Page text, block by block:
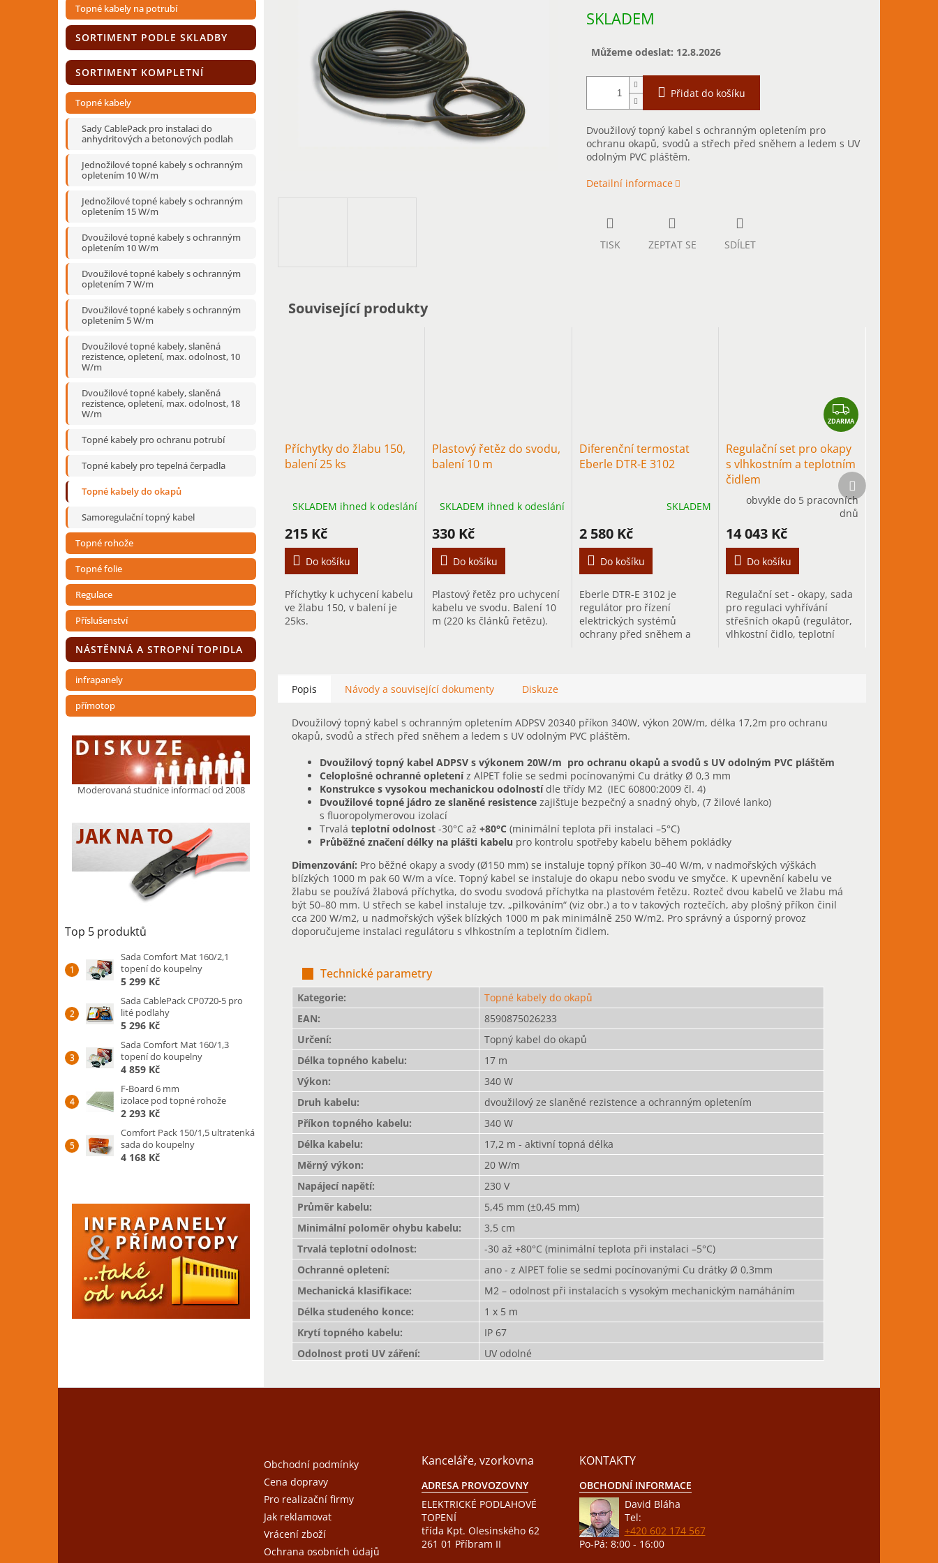
p
n
Topné kabely na potrubí
SORTIMENT PODLE SKLADBY
SORTIMENT KOMPLETNÍ
Topné kabely
Sady CablePack pro instalaci do
anhydritových a betonových podlah
Jednožilové topné kabely s ochranným
opletením 10 W/m
Jednožilové topné kabely s ochranným
opletením 15 W/m
Dvoužilové topné kabely s ochranným
opletením 10 W/m
Dvoužilové topné kabely s ochranným
opletením 7 W/m
Dvoužilové topné kabely s ochranným
opletením 5 W/m
Dvoužilové topné kabely, slaněná
rezistence, opletení, max. odolnost, 10
W/m
Dvoužilové topné kabely, slaněná
rezistence, opletení, max. odolnost, 18
W/m
Topné kabely pro ochranu potrubí
Topné kabely pro tepelná čerpadla
Topné kabely do okapů
Samoregulační topný kabel
Topné rohože
Topné folie
Regulace
Příslušenství
NÁSTĚNNÁ A STROPNÍ TOPIDLA
infrapanely
přímotop
Moderovaná studnice informací od 2008
Top 5 produktů
Sada Comfort Mat 160/2,1
topení do koupelny
5 299 Kč
Sada CablePack CP0720-5 pro
lité podlahy
5 296 Kč
Sada Comfort Mat 160/1,3
topení do koupelny
4 859 Kč
F-Board 6 mm
izolace pod topné rohože
2 293 Kč
Comfort Pack 150/1,5 ultratenká
sada do koupelny
4 168 Kč
cena:
SKLADEM
Můžeme odeslat: 12.8.2026
Přidat do košíku
Dvoužilový topný kabel s ochranným opletením pro
ochranu okapů, svodů a střech před sněhem a ledem s UV
odolným PVC pláštěm.
Detailní informace
TISK ZEPTAT SE SDÍLET
Související produkty
Příchytky do žlabu 150,
balení 25 ks
SKLADEM ihned k odeslání
215 Kč
Do košíku
Příchytky k uchycení kabelu
ve žlabu 150, v balení je
25ks.
Plastový řetěz do svodu,
balení 10 m
SKLADEM ihned k odeslání
330 Kč
Do košíku
Plastový řetěz pro uchycení
kabelu ve svodu. Balení 10
m (220 ks článků řetězu).
Diferenční termostat
Eberle DTR-E 3102
SKLADEM
2 580 Kč
Do košíku
Eberle DTR-E 3102 je
regulátor pro řízení
elektrických systémů
ochrany před sněhem a
Z
D
R
M
A
ZDARMA
Regulační set pro okapy
s vlhkostním a teplotním
čidlem
obvykle do 5 pracovních
dnů
14 043 Kč
Do košíku
Regulační set - okapy, sada
pro regulaci vyhřívání
střešních okapů (regulátor,
vlhkostní čidlo, teplotní
Další
produkt
Popis Návody a související dokumenty Diskuze
Dvoužilový topný kabel s ochranným opletením ADPSV 20340 příkon 340W, výkon 20W/m, délka 17,2m pro ochranu
okapů, svodů a střech před sněhem a ledem s UV odolným PVC pláštěm.
Dvoužilový topný kabel ADPSV s výkonem 20W/m pro ochranu okapů a svodů s UV odolným PVC pláštěm
Celoplošné ochranné opleteníz AlPET folie se sedmi pocínovanými Cu drátky Ø 0,3 mm
Konstrukce s vysokou mechanickou odolnostídle třídy M2 (IEC 60800:2009 čl. 4)
Dvoužilové topné jádro ze slaněné resistence zajišťuje bezpečný a snadný ohyb, (7 žilové lanko)
s fluoropolymerovou izolací
Trvalá teplotní odolnost -30°C až +80°C (minimální teplota při instalaci –5°C)
Průběžné značení délky na plášti kabelu pro kontrolu spotřeby kabelu během pokládky
Dimenzování: Pro běžné okapy a svody (Ø150 mm) se instaluje topný příkon 30–40 W/m, v nadmořských výškách
blízkých 1000 m pak 60 W/m a více. Topný kabel se instaluje do okapu nebo svodu ve smyčce. K upevnění kabelu ve
žlabu se používá žlabová příchytka, do svodu svodová příchytka na plastovém řetězu. Rozteč dvou kabelů ve žlabu má
být 50–80 mm. U střech se kabel instaluje tzv. „pilkováním“ (viz obr.) a to v takových roztečích, aby plošný příkon činil
cca 200 W/m2, u nadmořských výšek blízkých 1000 m pak minimálně 250 W/m2. Pro správný a úsporný provoz
doporučujeme instalaci regulátoru s vlhkostním a teplotním čidlem.
Technické parametry
Kategorie:
Topné kabely do okapů
EAN:
8590875026233
Určení:
Topný kabel do okapů
Délka topného kabelu:
17 m
Výkon:
340 W
Druh kabelu:
dvoužilový ze slaněné rezistence a ochranným opletením
Příkon topného kabelu:
340 W
Délka kabelu:
17,2 m - aktivní topná délka
Měrný výkon:
20 W/m
Napájecí napětí:
230 V
Průměr kabelu:
5,45 mm (±0,45 mm)
Minimální poloměr ohybu kabelu:
3,5 cm
Trvalá teplotní odolnost:
-30 až +80°C (minimální teplota při instalaci –5°C)
Ochranné opletení:
ano - z AlPET folie se sedmi pocínovanými Cu drátky Ø 0,3mm
Mechanická klasifikace:
M2 – odolnost při instalacích s vysokým mechanickým namáháním
Délka studeného konce:
1 x 5 m
Krytí topného kabelu:
IP 67
Odolnost proti UV záření: UV odolné
Obchodní podmínky
Cena dopravy
Pro realizační firmy
Jak reklamovat
Vrácení zboží
Ochrana osobních údajů
Kanceláře, vzorkovna
ADRESA PROVOZOVNY
ELEKTRICKÉ PODLAHOVÉ
TOPENÍ
třída Kpt. Olesinského 62
261 01 Příbram II
KONTAKTY
OBCHODNÍ INFORMACE
David Bláha
Tel:
+420 602 174 567
Po-Pá: 8:00 - 16:00